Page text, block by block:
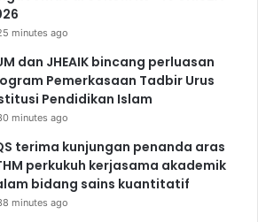
minutes ago
dan JHEAIK bincang perluasan
Pemerkasaan Tadbir Urus
Pendidikan Islam
minutes ago
terima kunjungan penanda aras
perkukuh kerjasama akademik
bidang sains kuantitatif
minutes ago